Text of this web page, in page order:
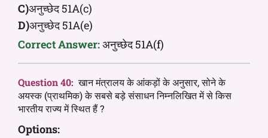
C)अनुच्छेद 51A(c)
D)अनुच्छेद 51A(e)
Correct Answer:अनुच्छेद 51A(f)
Question 40: खान मंत्रालय के आंकड़ों के अनुसार, सोने के
अयस्क (प्राथमिक) के सबसे बड़े संसाधन निम्नलिखित में से किस
भारतीय राज्य में स्थित हैं ?
Options: